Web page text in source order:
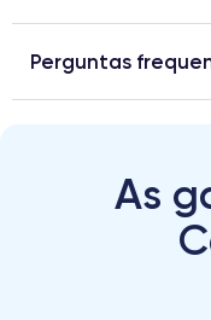
Perguntas
As